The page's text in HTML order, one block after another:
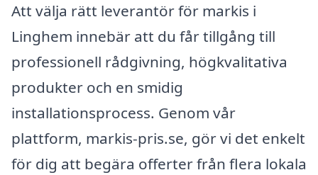
Att välja rätt leverantör för markis i
Linghem innebär att du får tillgång till
professionell rådgivning, högkvalitativa
produkter och en smidig
installationsprocess. Genom vår
plattform, markis-pris.se, gör vi det enkelt
för dig att begära offerter från flera lokala